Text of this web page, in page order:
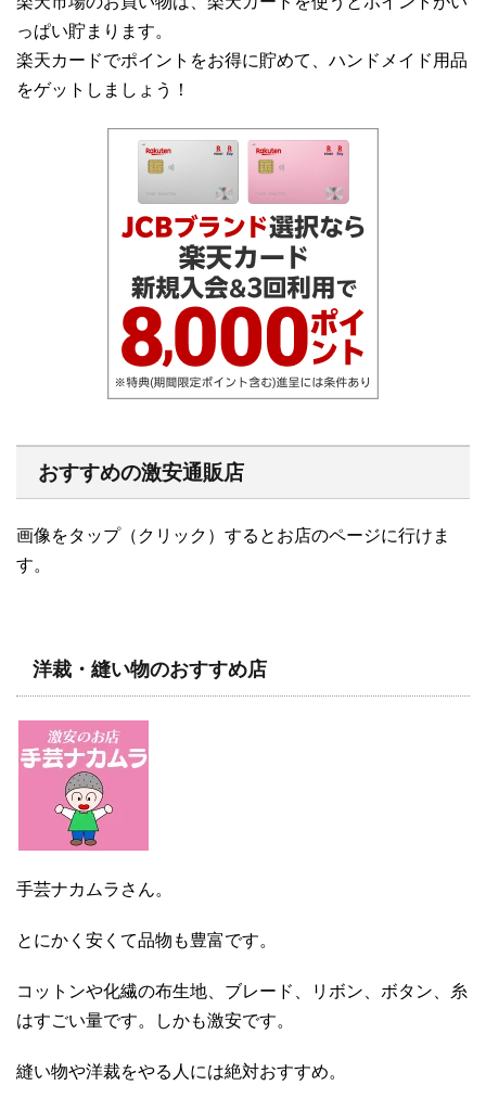
っぱい貯まります。
楽天カードでポイントをお得に貯めて、ハンドメイド用品
をゲットしましょう！
おすすめの激安通販店
画像をタップ（クリック）するとお店のページに行けま
す。
洋裁・縫い物のおすすめ店
手芸ナカムラさん。
とにかく安くて品物も豊富です。
コットンや化繊の布生地、ブレード、リボン、ボタン、糸
はすごい量です。しかも激安です。
縫い物や洋裁をやる人には絶対おすすめ。